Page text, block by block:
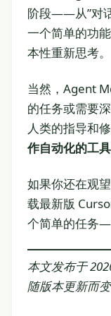
阶段——从”对
一个简单的功
本性重新思考。
当然，Agent
的任务或需要
人类的指导和
作自动化的工具
如果你还在观
载最新版
个简单的任务
本文发布于
随版本更新而